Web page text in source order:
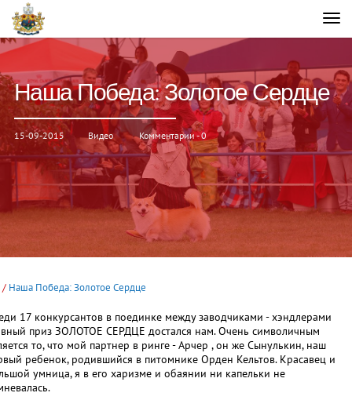
Наша Победа: Золотое Сердце
15-09-2015 Видео Комментарии - 0
/ Наша Победа: Золотое Сердце
17 конкурсантов в поединке между заводчиками - хэндлерами
приз ЗОЛОТОЕ СЕРДЦЕ достался нам. Очень символичным
то, что мой партнер в ринге - Арчер , он же Сынулькин, наш
ребенок, родившийся в питомнике Орден Кельтов. Красавец и
умница, я в его харизме и обаянии ни капельки не